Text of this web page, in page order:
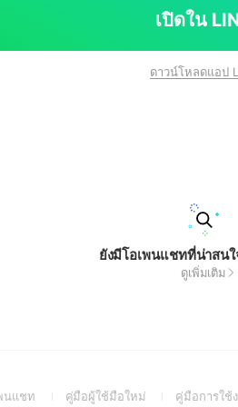
เปิดใน
ดาวน์โหลดแอป
ยังมีโอเพนแชทที่น่าสน
ดูเพิ่มเติม
นแชท
(Openคู่มือผู้ใช้มือใหม่
(Openคู่มือการใช้